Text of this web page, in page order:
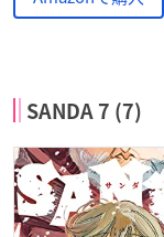
SANDA 7 (7)